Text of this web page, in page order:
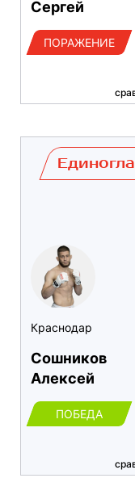
Сергей
ПОРАЖЕНИЕ
Краснодар
Сошников
Алексей
ПОБЕДА